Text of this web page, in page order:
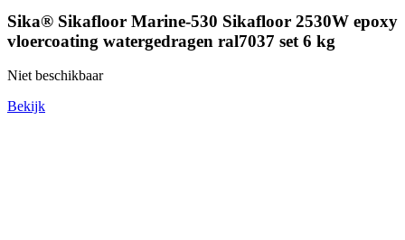
Sika® Sikafloor Marine-530 Sikafloor 2530W epoxy
vloercoating watergedragen ral7037 set 6 kg
Niet beschikbaar
Bekijk